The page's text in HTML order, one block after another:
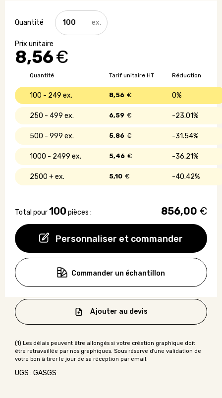
8,56€
Personnaliser et commander
quantité
de
Sac
dos
Made
Quantité Réduction
Tarif unitaire HT
100 - 249 0%
8,56 €
250 - 499 23.01%
6,59 €
500 - 999 31.54%
5,86 €
1000 - 2499 36.21%
5,46 €
2500 + 40.42%
5,10 €
Total pour100 pièces : 856,00 €
Commander un échantillon
Ajouter au devis
UGS : GASGS